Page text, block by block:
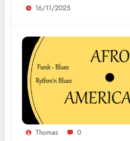
16/11/2025
Thomas 0